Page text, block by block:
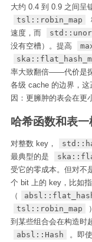
大约 0.4 到 0.9 之间呈
tsl::robin_map
速度，而
没有空槽）。提高
率大致翻倍——代价是
各级 cache 的边界，
因：更臃肿的表会在更
哈希函数和表
对整数 key，
最典型的是
受它的零成本。但对
个 bit 上的 key，比如
（
tsl::robin_map
到某些组合会在构造时
absl::Hash
。即